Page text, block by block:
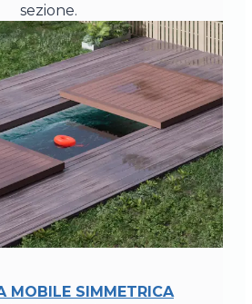
sezione.
MOBILE SIMMETRICA